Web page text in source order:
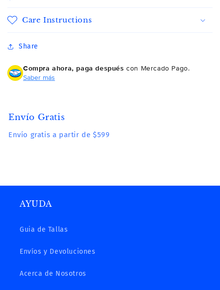
Care Instructions
Share
Compra ahora, paga después con Mercado Pago.
Saber más
Envío Gratis
Envío gratis a partir de $599
AYUDA
Guia de Tallas
Envíos y Devoluciones
Acerca de Nosotros